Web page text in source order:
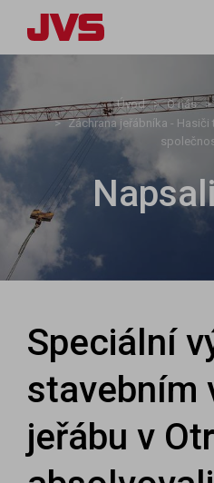
Úvod O nás
Záchrana jeřábníka - Hasiči
Speciální
stavebním
jeřábu v